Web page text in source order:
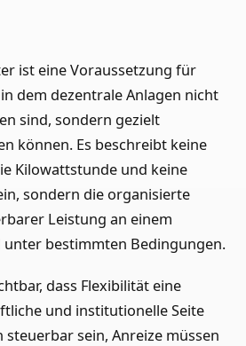
ist eine Voraussetzung für
dem dezentrale Anlagen nicht
sind, sondern gezielt
können. Es beschreibt keine
Kilowattstunde und keine
sondern die organisierte
Leistung an einem
bestimmten Bedingungen.
dass Flexibilität eine
und institutionelle Seite
steuerbar sein, Anreize müssen